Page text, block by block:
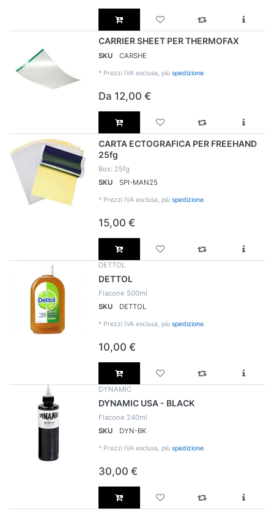
CARRIER SHEET PER THERMOFAX
SKU CARSHE
* Prezzi IVA esclusa, più spedizione.
Da 12,00 €
CARTA ECTOGRAFICA PER FREEHAND
25fg
Box: 25fg
SKU
SPI-MAN25
* Prezzi IVA esclusa, più spedizione.
15,00 €
DETTOL
DETTOL
Flacone 500ml
SKU
DETTOL
* Prezzi IVA esclusa, più spedizione.
10,00 €
DYNAMIC
DYNAMIC USA - BLACK
Flacone 240ml
SKU
DYN-BK
* Prezzi IVA esclusa, più spedizione.
30,00 €